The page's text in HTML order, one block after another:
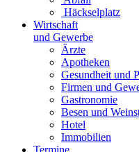
Häckselplatz
Wirtschaft
und Gewerbe
Ärzte
Apotheken
Gesundheit und
Firmen und
Gastronomie
Besen und
Hotel
Immobilien
Termine